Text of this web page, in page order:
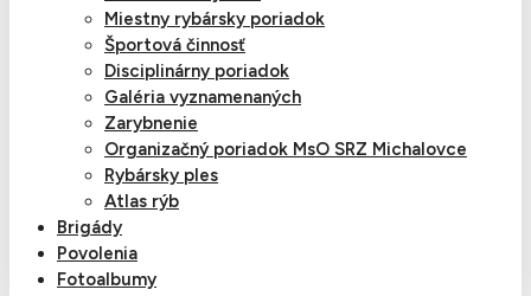
Miestny rybársky poriadok
Športová činnosť
Disciplinárny poriadok
Galéria vyznamenaných
Zarybnenie
Organizačný poriadok MsO SRZ Michalovce
Rybársky ples
Atlas rýb
Brigády
Povolenia
Fotoalbumy